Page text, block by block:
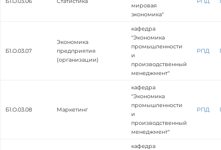
мировая
экономика"
Б1.О.03.07
Экономика
предприятия
(организации)
кафедра
"Экономика
промышленности
и
производственный
менеджмент"
РПД
Б1.О.03.08 Маркетинг
кафедра
"Экономика
промышленности
и
производственный
менеджмент"
РПД
кафедра